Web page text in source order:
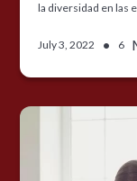
la diversidad en las
July 3, 2022 • 6